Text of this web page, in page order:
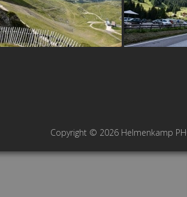
Copyright © 2026 Helmenkamp